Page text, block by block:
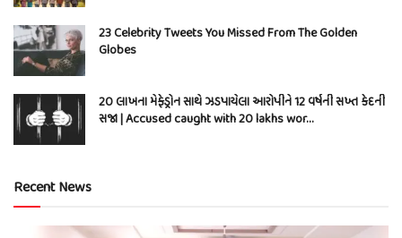
23 Celebrity Tweets You Missed From The Golden
Globes
20 લાખના મેફેડ્રોન સાથે ઝડપાયેલા આરોપીને 12 વર્ષની સખ્ત કેદની
સજા | Accused caught with 20 lakhs wor…
Recent News